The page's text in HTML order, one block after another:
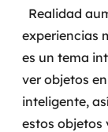
Realidad
experiencias
es un tema
ver objetos
inteligente,
estos objetos